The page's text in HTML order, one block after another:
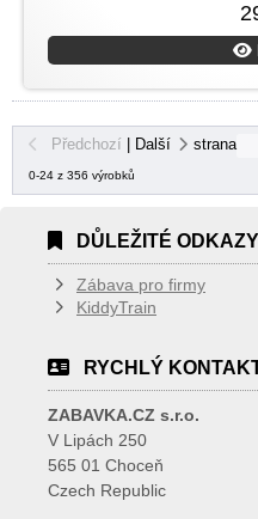
Předchozí Další strana
0-24 z 356 výrobků
DŮLEŽITÉ ODKAZY
Zábava pro firmy
KiddyTrain
RYCHLÝ
ZABAVKA.CZ s.r.o.
V Lipách 250
565 01 Choceň
Czech Republic